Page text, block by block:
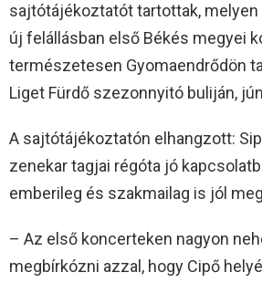
sajtótájékoztatót tartottak,
új felállásban első Békés megyei
természetesen Gyomaendrődön
Liget Fürdő szezonnyitó buliján,
A sajtótájékoztatón elhangzott:
zenekar tagjai régóta jó
emberileg és szakmailag is jól
– Az első koncerteken nagyon
megbírkózni azzal, hogy Cipő